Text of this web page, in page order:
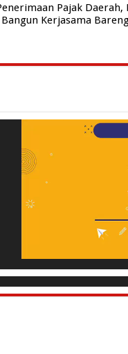
Pajak Daerah,
Kerjasama